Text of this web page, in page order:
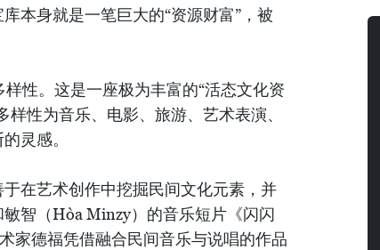
本身就是一笔巨大的“资源财富”，被
性。这是一座极为丰富的“活态文化资
性为音乐、电影、旅游、艺术表演、
灵感。
在艺术创作中挖掘民间文化元素，并
智（Hòa Minzy）的音乐短片《闪闪
家德福凭借融合民间音乐与说唱的作品